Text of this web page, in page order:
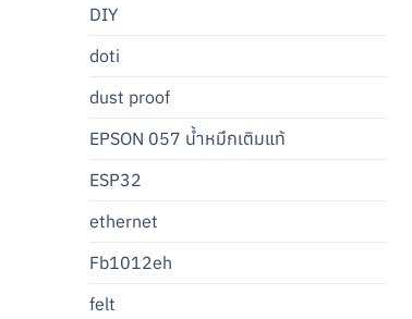
DIY
doti
dust proof
EPSON 057 น้ำหมึกเติมแท้
ESP32
ethernet
Fb1012eh
felt